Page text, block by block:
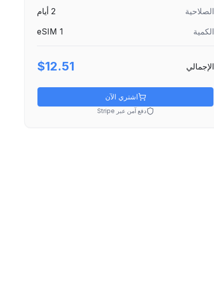
الصلاحية
2 أيام
الكمية
1
الإجمالي $12.51
اشتري الآن
دفع آمن عبر Stripe